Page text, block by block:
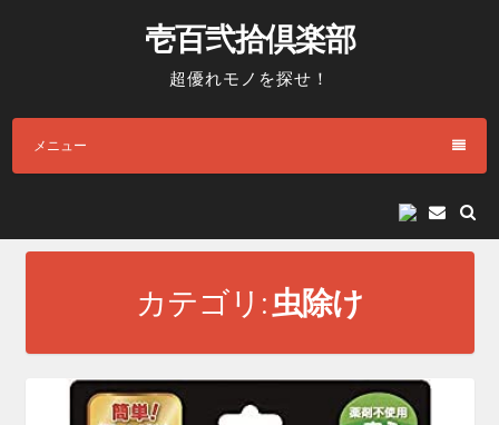
ツ
ス
ッ
壱百弐拾倶楽部
超優れモノを探せ！
メニュー
E
ー
カテゴリ: 虫除け